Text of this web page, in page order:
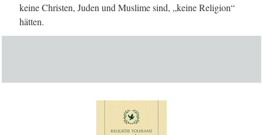
keine Christen, Juden und Muslime sind, „keine Religion“
hätten.